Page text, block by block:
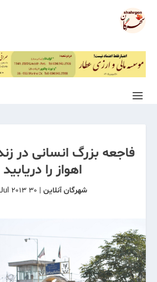
فاجعه بزرگ انسانی در
اهواز را دریابید
شهرگان آنلاین |
30 Jul 2013